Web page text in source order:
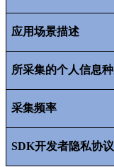
应用场景描述
所采集的个人信息
采集频率
SDK开发者隐私协议